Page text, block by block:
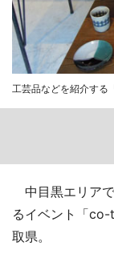
工芸品などを紹介する
中目黒エリア
るイベント「
取県。